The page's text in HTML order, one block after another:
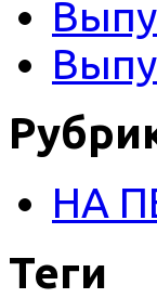
НА
Теги